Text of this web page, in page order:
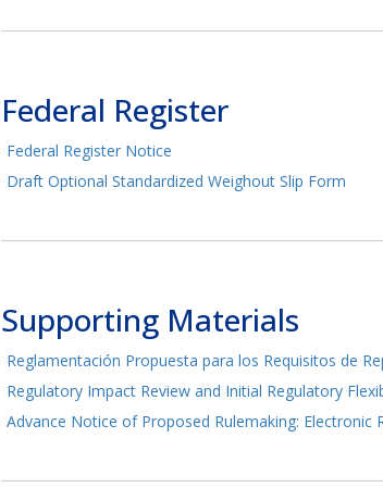
Federal Register
Federal Register Notice
Draft Optional Standardized Weighout Slip Form
Supporting Materials
Reglamentación Propuesta para los Requisitos de
Regulatory Impact Review and Initial Regulatory
Advance Notice of Proposed Rulemaking: